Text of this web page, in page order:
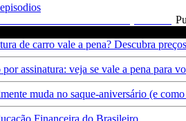
de carro vale a pena? Descubra
assinatura: veja se vale a pena para
muda no saque-aniversário (e
Financeira do Brasileiro